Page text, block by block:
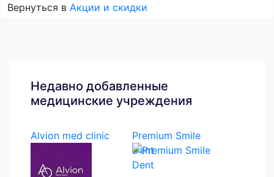
Вернуться в Акции и скидки
Недавно добавленные
медицинские учреждения
Alvion med clinic
Premium Smile
Dent